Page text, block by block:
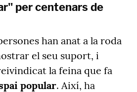
per centenars de
han anat a la roda
el seu suport, i
la feina que fa
popular. Així, ha